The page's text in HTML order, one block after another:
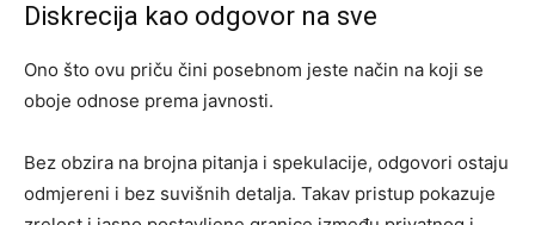
Diskrecija kao odgovor na sve
Ono što ovu priču čini posebnom jeste način na koji se
oboje odnose prema javnosti.
Bez obzira na brojna pitanja i spekulacije, odgovori ostaju
odmjereni i bez suvišnih detalja. Takav pristup pokazuje